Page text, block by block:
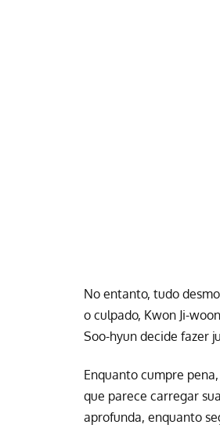
No entanto, tudo
o culpado, Kwon Ji-
Soo-hyun decide fazer
Enquanto cumpre
que parece carregar
aprofunda, enquanto